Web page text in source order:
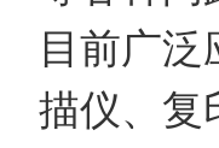
目前广
描仪、复